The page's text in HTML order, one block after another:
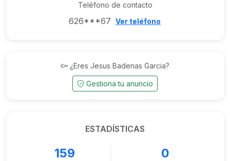
Teléfono de contacto
626***67 Ver teléfono
¿Eres Jesus Badenas Garcia?
Gestiona tu anuncio
ESTADÍSTICAS
159 0